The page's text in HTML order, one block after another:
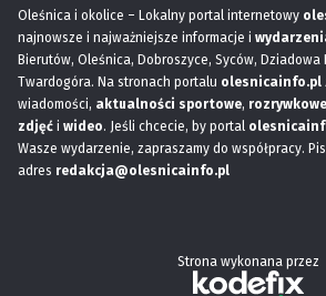
Oleśnica i okolice – Lokalny portal internetowy
najnowsze i najważniejsze informacje i
Bierutów, Oleśnica, Dobroszyce, Syców, Dziadowa
Twardogóra. Na stronach portalu olesnicainfo.pl
wiadomości, aktualności sportowe,
zdjęć i wideo. Jeśli chcecie, by portal
Wasze wydarzenie, zapraszamy do współpracy.
adres redakcja@olesnicainfo.pl
Strona wykonana przez